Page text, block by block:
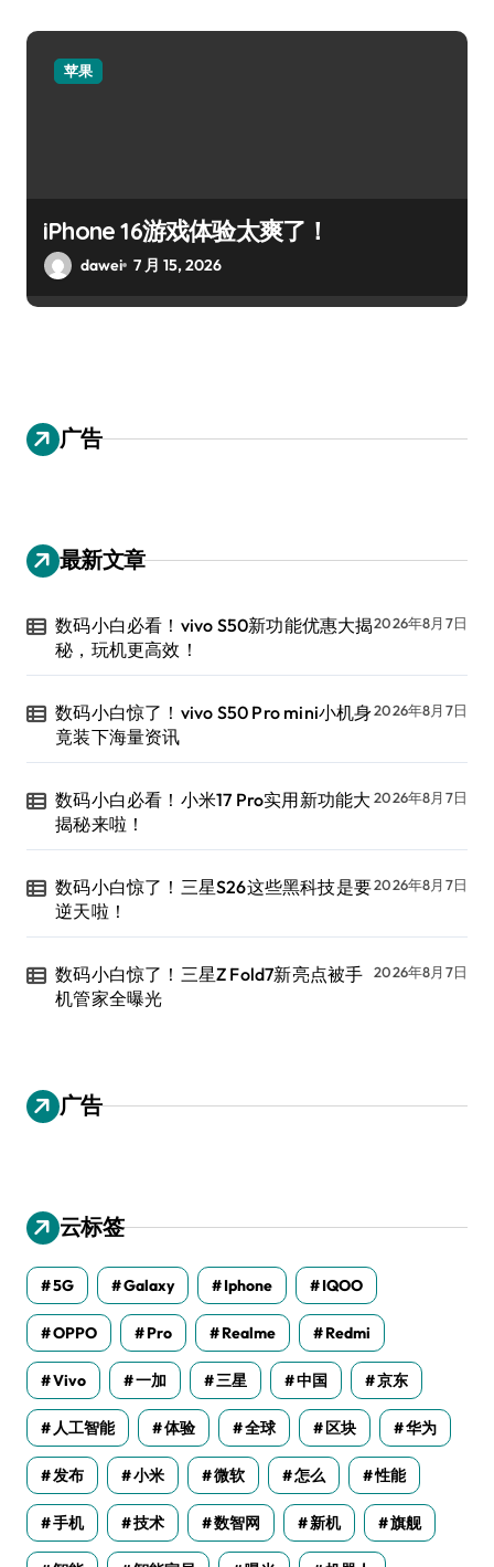
苹果
iPhone 16游戏体验太爽了！
dawei 7 月 15, 2026
广告
最新文章
数码小白必看！vivo S50新功能优惠大揭
秘，玩机更高效！
2026年8月7日
数码小白惊了！vivo S50 Pro mini小机身
竟装下海量资讯
2026年8月7日
数码小白必看！小米17 Pro实用新功能大
揭秘来啦！
2026年8月7日
数码小白惊了！三星S26这些黑科技是要
逆天啦！
2026年8月7日
数码小白惊了！三星Z Fold7新亮点被手
机管家全曝光
2026年8月7日
广告
云标签
5G Galaxy Iphone IQOO
OPPO Pro Realme Redmi
Vivo 一加 三星 中国 京东
人工智能 体验 全球 区块 华为
发布 小米 微软 怎么 性能
手机 技术 数智网 新机 旗舰